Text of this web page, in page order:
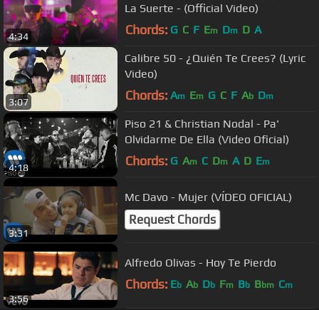
4:34
La Suerte - (Official Video)
Chords: G C F Em Dm D A
3:07
Calibre 50 - ¿Quién Te Crees? (Lyric
Video)
Chords: Am Em G C F Ab Dm
4:18
Piso 21 & Christian Nodal - Pa'
Olvidarme De Ella (Video Oficial)
Chords: G Am C Dm A D Em
3:31
Mc Davo - Mujer (VÍDEO OFICIAL)
Request Chords
3:56
Alfredo Olivas - Hoy Te Pierdo
Chords: Eb Ab Db Fm Bb Bbm Cm